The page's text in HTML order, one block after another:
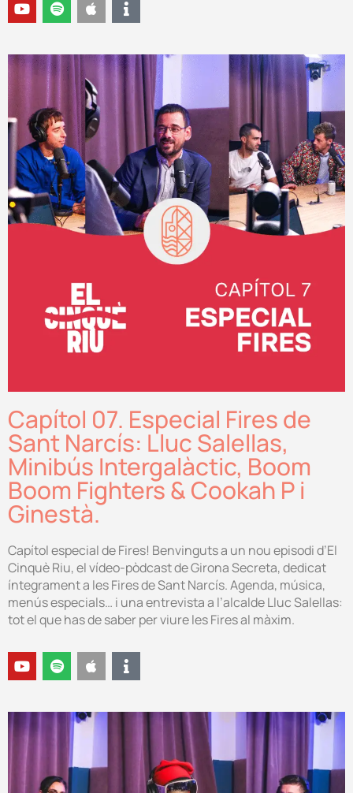
Capítol 07. Especial Fires de
Sant Narcís: Lluc Salellas,
Minibús Intergalàctic, Boom
Boom Fighters & Cookah P i
Ginestà.
Capítol especial de Fires! Benvinguts a un nou episodi d’El
Cinquè Riu, el vídeo-pòdcast de Girona Secreta, dedicat
íntegrament a les Fires de Sant Narcís. Agenda, música,
menús especials… i una entrevista a l’alcalde Lluc Salellas:
tot el que has de saber per viure les Fires al màxim.